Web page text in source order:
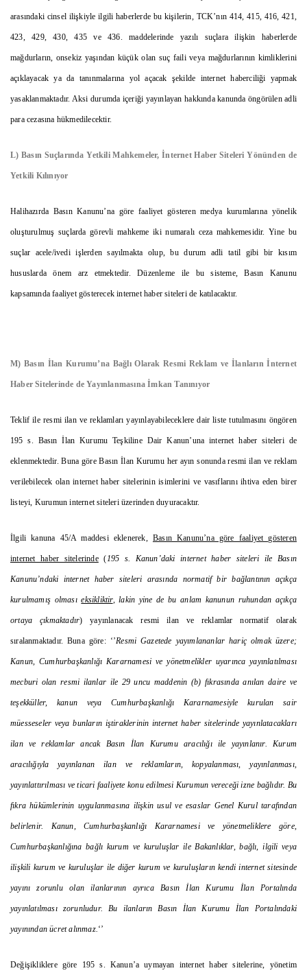
arasındaki cinsel ilişkiyle ilgili haberlerde bu kişilerin, TCK’nın 414, 415, 416, 421,
423, 429, 430, 435 ve 436. maddelerinde yazılı suçlara ilişkin haberlerde
mağdurların, onsekiz yaşından küçük olan suç faili veya mağdurlarının kimliklerini
açıklayacak ya da tanınmalarına yol açacak şekilde internet haberciliği yapmak
yasaklanmaktadır. Aksi durumda içeriği yayınlayan hakkında kanunda öngörülen adli
para cezasına hükmedilecektir.
L) Basın Suçlarında Yetkili Mahkemeler, İnternet Haber Siteleri Yönünden de
Yetkili Kılınıyor
Halihazırda Basın Kanunu’na göre faaliyet gösteren medya kurumlarına yönelik
oluşturulmuş suçlarda görevli mahkeme iki numaralı ceza mahkemesidir. Yine bu
suçlar acele/ivedi işlerden sayılmakta olup, bu durum adli tatil gibi bir kısım
hususlarda önem arz etmektedir. Düzenleme ile bu sisteme, Basın Kanunu
kapsamında faaliyet gösterecek internet haber siteleri de katılacaktır.
M) Basın İlan Kurumu’na Bağlı Olarak Resmi Reklam ve İlanların İnternet
Haber Sitelerinde de Yayınlanmasına İmkan Tanınıyor
Teklif ile resmi ilan ve reklamları yayınlayabileceklere dair liste tutulmasını öngören
195 s. Basın İlan Kurumu Teşkiline Dair Kanun’una internet haber siteleri de
eklenmektedir. Buna göre Basın İlan Kurumu her ayın sonunda resmi ilan ve reklam
verilebilecek olan internet haber sitelerinin isimlerini ve vasıflarını ihtiva eden birer
listeyi, Kurumun internet siteleri üzerinden duyuracaktır.
İlgili kanuna 45/A maddesi eklenerek, Basın Kanunu’na göre faaliyet gösteren
internet haber sitelerinde(195 s. Kanun’daki internet haber siteleri ile Basın
Kanunu’ndaki internet haber siteleri arasında normatif bir bağlantının açıkça
kurulmamış olmasıeksikliktir, lakin yine de bu anlam kanunun ruhundan açıkça
ortaya çıkmaktadır) yayınlanacak resmi ilan ve reklamlar normatif olarak
sıralanmaktadır. Buna göre: ‘’Resmi Gazetede yayımlananlar hariç olmak üzere;
Kanun, Cumhurbaşkanlığı Kararnamesi ve yönetmelikler uyarınca yayınlatılması
mecburi olan resmi ilanlar ile 29 uncu maddenin (b) fıkrasında anılan daire ve
teşekküller, kanun veya Cumhurbaşkanlığı Kararnamesiyle kurulan sair
müesseseler veya bunların iştiraklerinin internet haber sitelerinde yayınlatacakları
ilan ve reklamlar ancak Basın İlan Kurumu aracılığı ile yayınlanır. Kurum
aracılığıyla yayınlanan ilan ve reklamların, kopyalanması, yayınlanması,
yayınlattırılması ve ticari faaliyete konu edilmesi Kurumun vereceği izne bağlıdır. Bu
fıkra hükümlerinin uygulanmasına ilişkin usul ve esaslar Genel Kurul tarafından
belirlenir. Kanun, Cumhurbaşkanlığı Kararnamesi ve yönetmeliklere göre,
Cumhurbaşkanlığına bağlı kurum ve kuruluşlar ile Bakanlıklar, bağlı, ilgili veya
ilişkili kurum ve kuruluşlar ile diğer kurum ve kuruluşların kendi internet sitesinde
yayını zorunlu olan ilanlarının ayrıca Basın İlan Kurumu İlan Portalında
yayınlatılması zorunludur. Bu ilanların Basın İlan Kurumu İlan Portalındaki
yayınından ücret alınmaz.‘’
Değişikliklere göre 195 s. Kanun’a uymayan internet haber sitelerine, yönetim